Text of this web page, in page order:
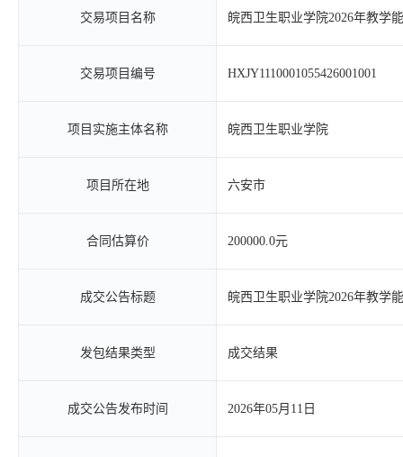
交易项目名称 皖西卫生职业学院2026年教学
交易项目编号 HXJY1110001055426001001
项目实施主体名称 皖西卫生职业学院
项目所在地 六安市
合同估算价 200000.0元
成交公告标题 皖西卫生职业学院2026年教学
发包结果类型 成交结果
成交公告发布时间 2026年05月11日